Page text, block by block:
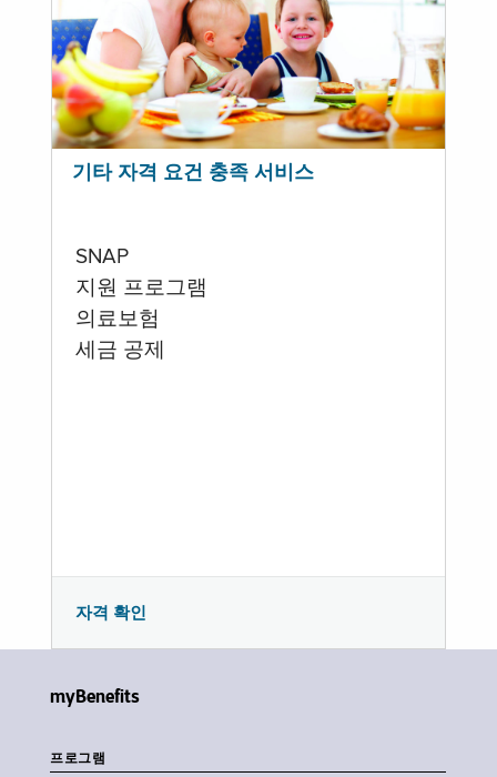
기타 자격 요건 충족 서비스
SNAP
지원 프로그램
의료보험
세금 공제
자격 확인
myBenefits
프로그램